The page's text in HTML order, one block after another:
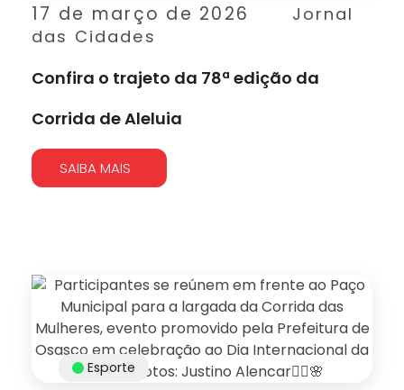
17 de março de 2026
Jornal
das Cidades
Confira o trajeto da 78ª edição da
Corrida de Aleluia
SAIBA MAIS
Esporte